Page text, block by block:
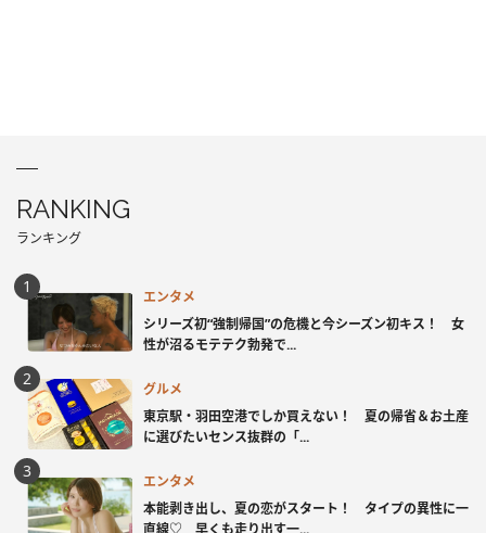
RANKING
ランキング
エンタメ
シリーズ初“強制帰国”の危機と今シーズン初キス！ 女
性が沼るモテテク勃発で...
グルメ
東京駅・羽田空港でしか買えない！ 夏の帰省＆お土産
に選びたいセンス抜群の「...
エンタメ
本能剥き出し、夏の恋がスタート！ タイプの異性に一
直線♡ 早くも走り出す一...